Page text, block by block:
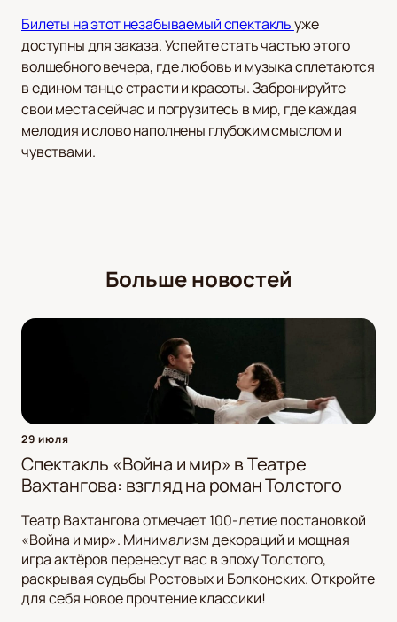
Билеты на этот незабываемый спектакльуже
доступны для заказа. Успейте стать частью этого
волшебного вечера, где любовь и музыка сплетаются
в едином танце страсти и красоты. Забронируйте
свои места сейчас и погрузитесь в мир, где каждая
мелодия и слово наполнены глубоким смыслом и
чувствами.
Больше новостей
29 июля
Спектакль «Война и мир» в Театре
Вахтангова: взгляд на роман Толстого
Театр Вахтангова отмечает 100-летие постановкой
«Война и мир». Минимализм декораций и мощная
игра актёров перенесут вас в эпоху Толстого,
раскрывая судьбы Ростовых и Болконских. Откройте
для себя новое прочтение классики!